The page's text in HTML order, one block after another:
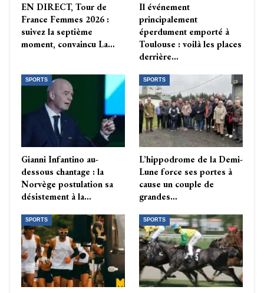
EN DIRECT, Tour de
France Femmes 2026 :
suivez la septième
moment, convaincu La…
Il événement
principalement
éperdument emporté à
Toulouse : voilà les places
derrière…
SPORTS
Gianni Infantino au-
dessous chantage : la
Norvège postulation sa
désistement à la…
SPORTS
L’hippodrome de la Demi-
Lune force ses portes à
cause un couple de
grandes…
SPORTS SPORTS